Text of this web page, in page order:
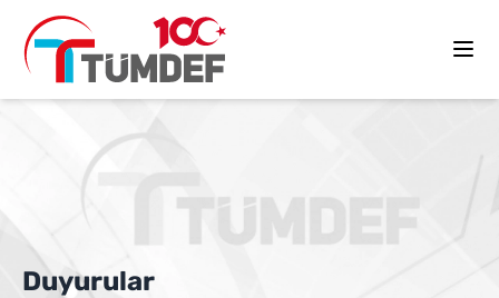
Duyurular